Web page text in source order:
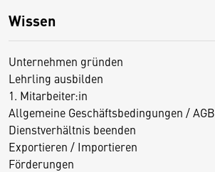
Wissen
Unternehmen gründen
Lehrling ausbilden
1. Mitarbeiter:in
Allgemeine Geschäftsbedingungen / AGB
Dienstverhältnis beenden
Exportieren / Importieren
Förderungen